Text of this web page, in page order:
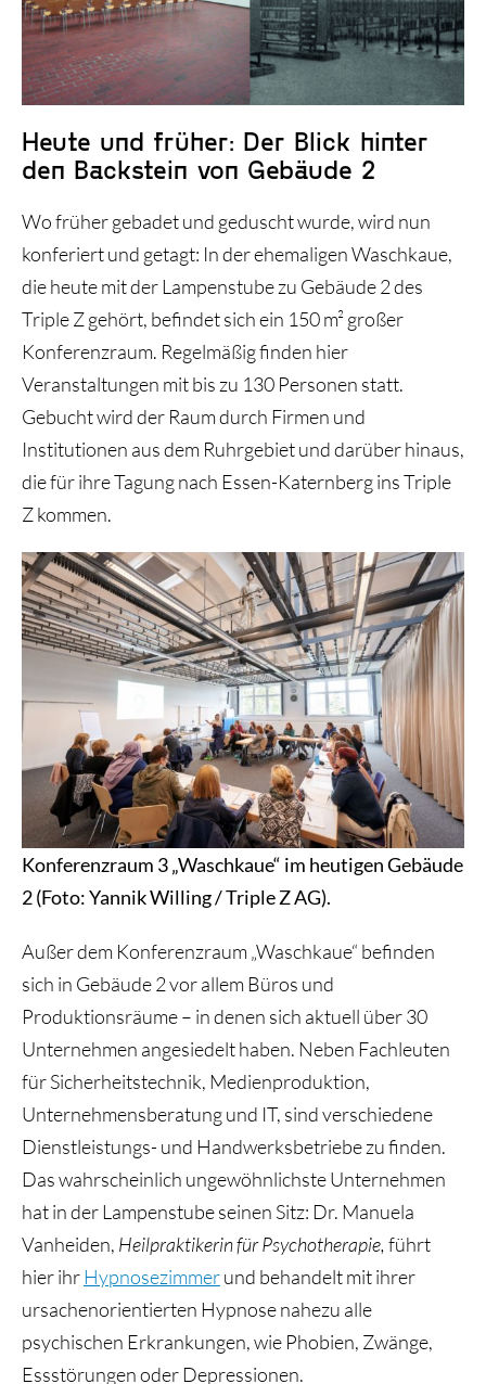
Historie und Entwicklung
Heute und früher: Der Blick hinter
den Backstein von Gebäude 2
Wo früher gebadet und geduscht wurde, wird nun
konferiert und getagt: In der ehemaligen Waschkaue,
die heute mit der Lampenstube zu Gebäude 2 des
Triple Z gehört, befindet sich ein 150 m² großer
Konferenzraum. Regelmäßig finden hier
Veranstaltungen mit bis zu 130 Personen statt.
Gebucht wird der Raum durch Firmen und
Institutionen aus dem Ruhrgebiet und darüber hinaus,
die für ihre Tagung nach Essen-Katernberg ins Triple
Z kommen.
Konferenzraum 3 „Waschkaue“ im heutigen Gebäude
2 (Foto: Yannik Willing / Triple Z AG).
Außer dem Konferenzraum „Waschkaue“ befinden
sich in Gebäude 2 vor allem Büros und
Produktionsräume – in denen sich aktuell über 30
Unternehmen angesiedelt haben. Neben Fachleuten
für Sicherheitstechnik, Medienproduktion,
Unternehmensberatung und IT, sind verschiedene
Dienstleistungs- und Handwerksbetriebe zu finden.
Das wahrscheinlich ungewöhnlichste Unternehmen
hat in der Lampenstube seinen Sitz: Dr. Manuela
Vanheiden, Heilpraktikerin für Psychotherapie, führt
hier ihrHypnosezimmerund behandelt mit ihrer
ursachenorientierten Hypnose nahezu alle
psychischen Erkrankungen, wie Phobien, Zwänge,
Essstörungen oder Depressionen.